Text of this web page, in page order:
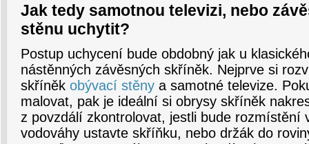
Jak tedy samotnou televizi, nebo
stěnu uchytit?
Postup uchycení bude obdobný jak u
nástěnných závěsných skříněk. Nejprve si
skříněk obývací stěny a samotné televize.
malovat, pak je ideální si obrysy skříněk
z povzdálí zkontrolovat, jestli bude rozmístění
vodováhy ustavte skříňku, nebo držák do